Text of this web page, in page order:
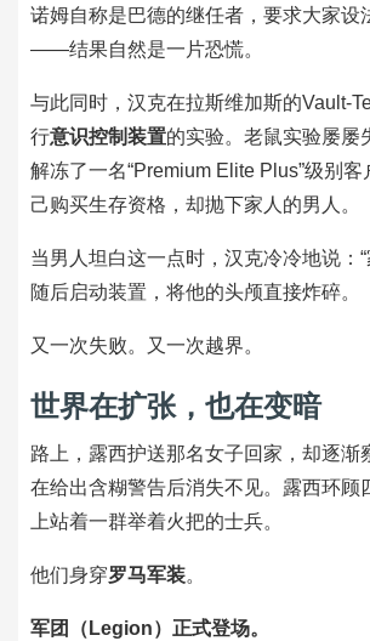
诺姆自称是巴德的继任者，要求大家设
——结果自然是一片恐慌。
与此同时，汉克在拉斯维加斯的Vault-
行意识控制装置的实验。老鼠实验屡屡
解冻了一名“Premium Elite Plus”级别
己购买生存资格，却抛下家人的男人。
当男人坦白这一点时，汉克冷冷地说：
随后启动装置，将他的头颅直接炸碎。
又一次失败。又一次越界。
世界在扩张，也在变暗
路上，露西护送那名女子回家，却逐渐
在给出含糊警告后消失不见。露西环顾
上站着一群举着火把的士兵。
他们身穿罗马军装。
军团（Legion）正式登场。